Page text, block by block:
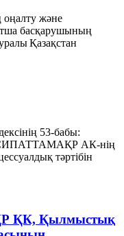
оңалту және
басқарушының
Қазақстан
53-бабы:
АК-нің
тәртібін
ҚК, Қылмыстық